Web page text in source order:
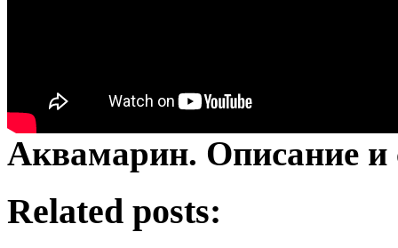
Аквамарин. Описание и
Related posts: